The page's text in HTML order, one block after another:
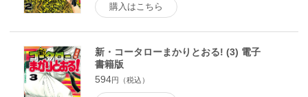
購入はこちら
新・コータローまかりとおる! (3) 電子
書籍版
594円（税込）